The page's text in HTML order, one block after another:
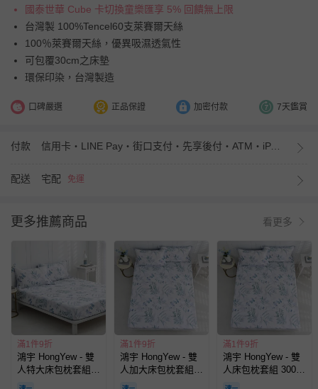
國泰世華 Cube 卡切換童樂匯享 5% 回饋無上限
台灣製 100%Tencel60支萊賽爾天絲
100％萊賽爾天絲，優異吸濕透氣性
可包覆30cm之床墊
環保印染，台灣製造
口碑嚴選 正品保證 加密付款 7天鑑賞
付款 信用卡・LINE Pay・街口支付・先享後付・ATM・iPASS MONEY
配送 宅配 免運
更多推薦商品 看更多
滿1件9折
鴻宇 HongYew - 雙
人特大床包枕套組
300織100%天絲 萊
滿1件9折
鴻宇 HongYew - 雙
人加大床包枕套組
300織100%天絲 萊
滿1件9折
鴻宇 HongYew - 雙
人床包枕套組 300織
100%天絲 萊賽爾-